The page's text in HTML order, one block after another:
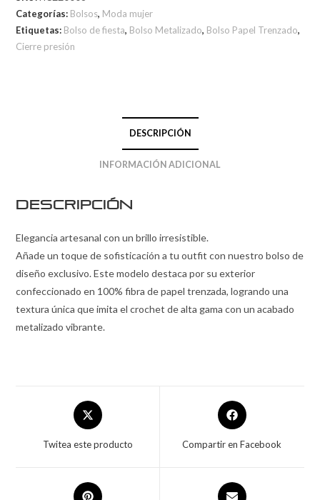
Categorías: Bolsos, Moda mujer
Etiquetas: Bolso de fiesta, Bolso Metalizado, Bolso Papel Trenzado,
Cierre presión
DESCRIPCIÓN
INFORMACIÓN ADICIONAL
Descripción
Elegancia artesanal con un brillo irresistible.
Añade un toque de sofisticación a tu outfit con nuestro bolso de
diseño exclusivo. Este modelo destaca por su exterior
confeccionado en 100% fibra de papel trenzada, logrando una
textura única que imita el crochet de alta gama con un acabado
metalizado vibrante.
Twitea este producto Compartir en Facebook